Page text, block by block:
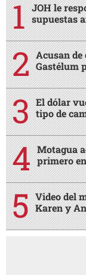
JOH le
supuestas
Acusan de
Gastélum
El dólar
tipo de
Motagua
primero
Video del
Karen y